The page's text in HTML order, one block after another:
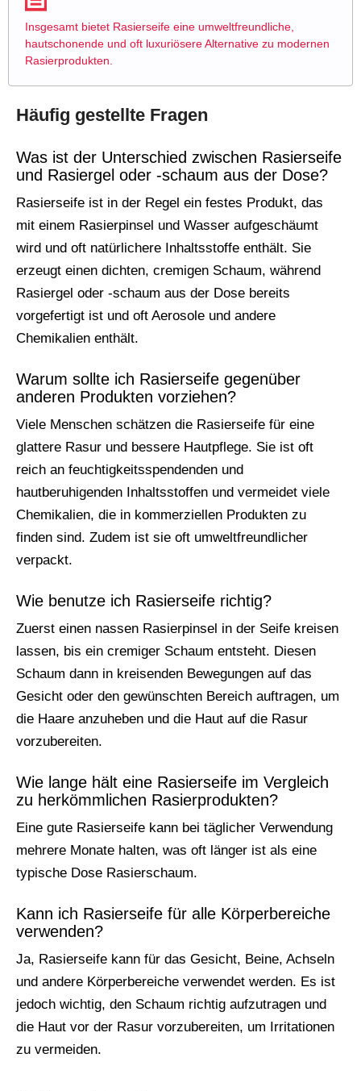
Insgesamt bietet Rasierseife eine umweltfreundliche,
hautschonende und oft luxuriösere Alternative zu modernen
Rasierprodukten.
Häufig gestellte Fragen
Was ist der Unterschied zwischen Rasierseife
und Rasiergel oder -schaum aus der Dose?
Rasierseife ist in der Regel ein festes Produkt, das
mit einem Rasierpinsel und Wasser aufgeschäumt
wird und oft natürlichere Inhaltsstoffe enthält. Sie
erzeugt einen dichten, cremigen Schaum, während
Rasiergel oder -schaum aus der Dose bereits
vorgefertigt ist und oft Aerosole und andere
Chemikalien enthält.
Warum sollte ich Rasierseife gegenüber
anderen Produkten vorziehen?
Viele Menschen schätzen die Rasierseife für eine
glattere Rasur und bessere Hautpflege. Sie ist oft
reich an feuchtigkeitsspendenden und
hautberuhigenden Inhaltsstoffen und vermeidet viele
Chemikalien, die in kommerziellen Produkten zu
finden sind. Zudem ist sie oft umweltfreundlicher
verpackt.
Wie benutze ich Rasierseife richtig?
Zuerst einen nassen Rasierpinsel in der Seife kreisen
lassen, bis ein cremiger Schaum entsteht. Diesen
Schaum dann in kreisenden Bewegungen auf das
Gesicht oder den gewünschten Bereich auftragen, um
die Haare anzuheben und die Haut auf die Rasur
vorzubereiten.
Wie lange hält eine Rasierseife im Vergleich
zu herkömmlichen Rasierprodukten?
Eine gute Rasierseife kann bei täglicher Verwendung
mehrere Monate halten, was oft länger ist als eine
typische Dose Rasierschaum.
Kann ich Rasierseife für alle Körperbereiche
verwenden?
Ja, Rasierseife kann für das Gesicht, Beine, Achseln
und andere Körperbereiche verwendet werden. Es ist
jedoch wichtig, den Schaum richtig aufzutragen und
die Haut vor der Rasur vorzubereiten, um Irritationen
zu vermeiden.